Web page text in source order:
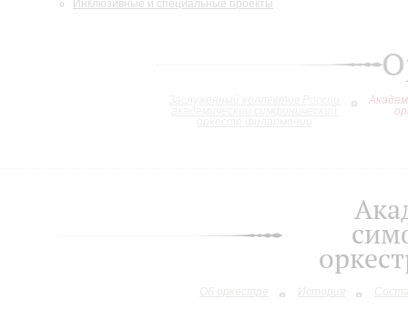
Инклюзивные и специальные проекты
Об оркестре История